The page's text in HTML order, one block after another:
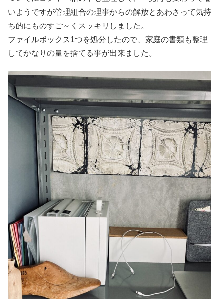
いようですが管理組合の理事からの解放とあわさって気持
ち的にものすご～くスッキリしました。
ファイルボックス1つを処分したので、家庭の書類も整理
してかなりの量を捨てる事が出来ました。